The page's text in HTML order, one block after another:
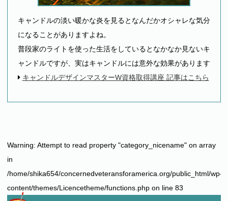
キャンドルの淡い暖かな炎を見るとなんだかオシャレな気分
になることがありますよね。
普段家のライトを使った生活をしているとなかなか見ないキ
ャンドルですが、実はキャンドルには意外な効果があります
キャンドルデザインマスターW資格取得講座 記事はこちら
Warning: Attempt to read property "category_nicename" on array
in
/home/shika654/concernedveteransforamerica.org/public_html/wp-
content/themes/Licencetheme/functions.php on line 83